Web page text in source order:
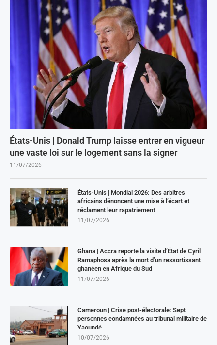
États-Unis | Donald Trump laisse entrer en vigueur
une vaste loi sur le logement sans la signer
11/07/2026
États-Unis | Mondial 2026: Des arbitres
africains dénoncent une mise à l’écart et
réclament leur rapatriement
11/07/2026
Ghana | Accra reporte la visite d’État de Cyril
Ramaphosa après la mort d’un ressortissant
ghanéen en Afrique du Sud
11/07/2026
Cameroun | Crise post-électorale: Sept
personnes condamnées au tribunal militaire de
Yaoundé
10/07/2026